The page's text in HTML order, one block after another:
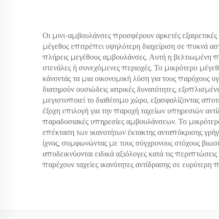
Οι μινι-αμβουλάνσες προσφέρουν αρκετές
μέγεθος επιτρέπει υψηλότερη διαχείριση σε πυκνά
πλήρεις μεγέθους αμβουλάνσες. Αυτή η βελτιωμένη
στενάλες ή συνεχόμενες περιοχές. Το μικρότερο
κάνοντάς τα μια οικονομική λύση για τους παρόχους
διατηρούν ουσιώδεις ιατρικές δυνατότητες,
μεγιστοποιεί το διαθέσιμο χώρο, εξασφαλίζοντας
έξοχη επιλογή για την παροχή ταχείων υπηρεσιών
παραδοσιακές υπηρεσίες αμβουλάνσεων. Το
επέκταση των ικανοτήτων έκτακτης ανταπόκρισης
ίχνος, συμφωνώντας με τους σύγχρονους στόχους
αποδεικνύονται ειδικά αξιόλογες κατά τις
παρέχουν ταχείες ικανότητες αντίδρασης σε ευρύτερη